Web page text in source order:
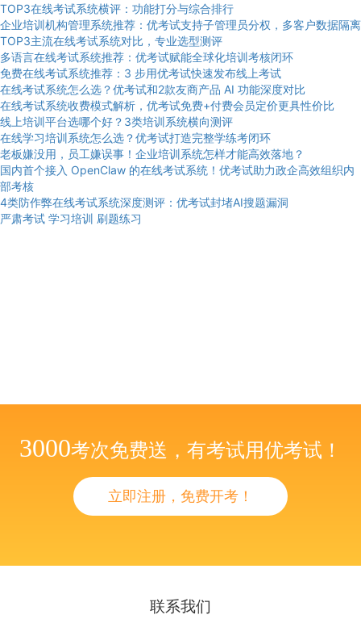
TOP3在线考试系统横评：功能打分与综合排行
企业培训机构管理系统推荐：优考试支持子管理员分权，多客户数据隔离
TOP3主流在线考试系统对比，专业选型测评
多语言在线考试系统推荐：优考试赋能全球化培训考核闭环
免费在线考试系统推荐：3 步用优考试快速发布线上考试
在线考试系统怎么选？优考试和2款友商产品 AI 功能深度对比
在线考试系统收费模式解析，优考试免费+付费会员定价更具性价比
线上培训平台选哪个好？3类培训系统横向测评
在线学习培训系统怎么选？优考试打造完整学练考闭环
老板嫌没用，员工嫌误事！企业培训系统怎样才能高效落地？
国内首个接入 OpenClaw 的在线考试系统！优考试助力政企高效组织内
部考核
4类防作弊在线考试系统深度测评：优考试封堵AI搜题漏洞
严肃考试 学习培训 刷题练习
3000考次免费送，有考试用优考试！
立即注册，免费开考！
联系我们